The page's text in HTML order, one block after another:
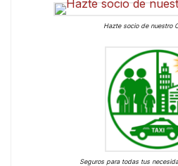
Hazte socio de nuestro
Seguros para todas tus